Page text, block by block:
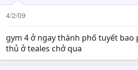
4/2/09
gym 4 ở ngay thành phố tuyết
thủ ở teales chở qua